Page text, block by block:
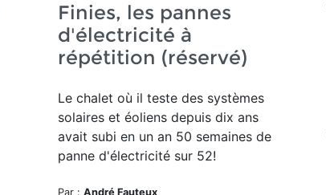
Finies, les pannes
d'électricité à
répétition (réservé)
Le chalet où il teste des systèmes
solaires et éoliens depuis dix ans
avait subi en un an 50 semaines de
panne d'électricité sur 52!
Par : André Fauteux